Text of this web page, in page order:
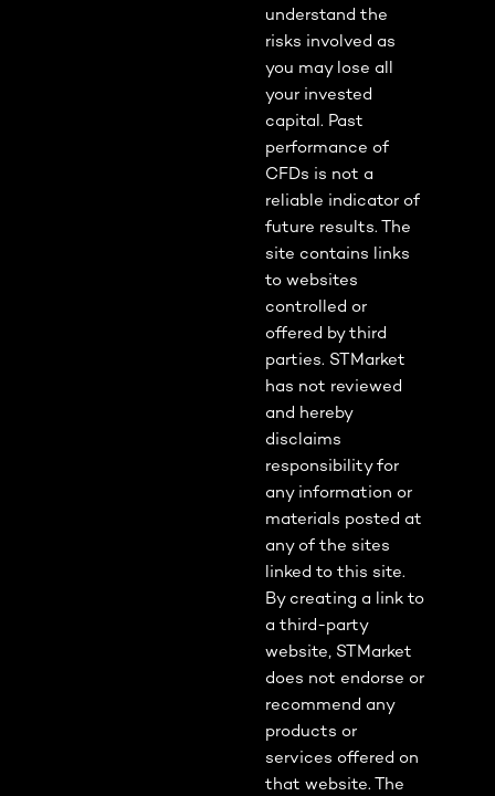
understand the
risks involved as
you may lose all
your invested
capital. Past
performance of
CFDs is not a
reliable indicator of
future results. The
site contains links
to websites
controlled or
offered by third
parties. STMarket
has not reviewed
and hereby
disclaims
responsibility for
any information or
materials posted at
any of the sites
linked to this site.
By creating a link to
a third-party
website, STMarket
does not endorse or
recommend any
products or
services offered on
that website. The